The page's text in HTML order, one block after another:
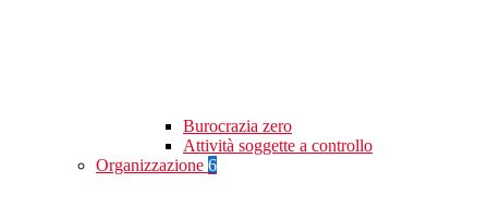
Burocrazia zero
Attività soggette a controllo
Organizzazione 6